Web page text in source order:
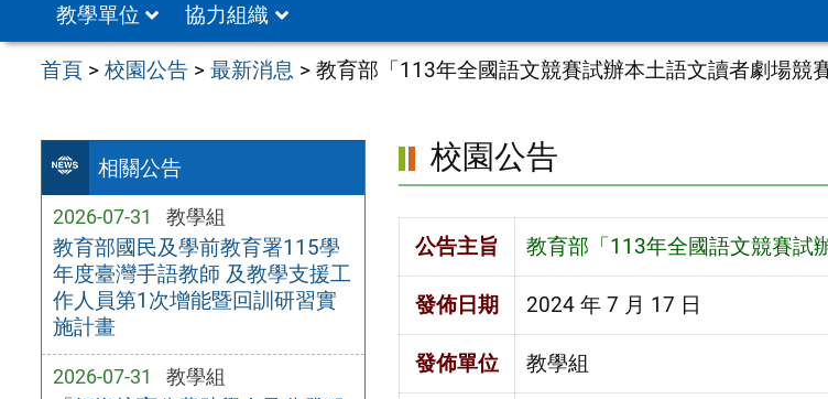
教學單位
協力組織
首頁 >校園公告 >最新消息 >教育部「113年全國語文競賽試辦本土語文讀者劇場競
相關公告
2026-07-31 教學組
教育部國民及學前教育署115學
年度臺灣手語教師 及教學支援工
作人員第1次增能暨回訓研習實
施計畫
2026-07-31 教學組
校園公告
公告主旨 教育部「113年全國語文競賽試
發佈日期 2024 年 7 月 17 日
發佈單位 教學組